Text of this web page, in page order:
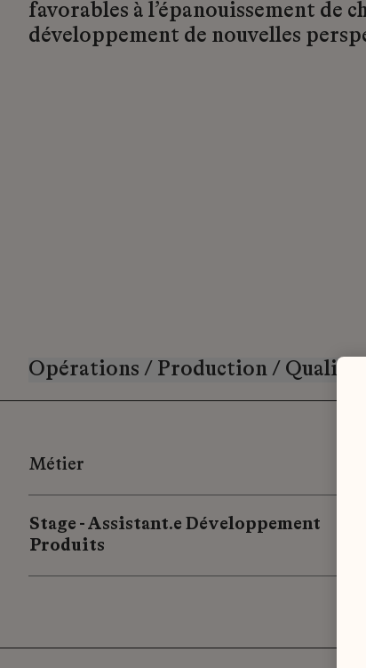
favorables à l’épanouissement de
développement de nouvelles
Opérations / Production / Qualité
Métier
Stage - Assistant.e Développement
Produits